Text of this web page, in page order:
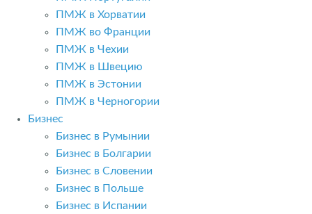
ПМЖ в Хорватии
ПМЖ во Франции
ПМЖ в Чехии
ПМЖ в Швецию
ПМЖ в Эстонии
ПМЖ в Черногории
Бизнес
Бизнес в Румынии
Бизнес в Болгарии
Бизнес в Словении
Бизнес в Польше
Бизнес в Испании